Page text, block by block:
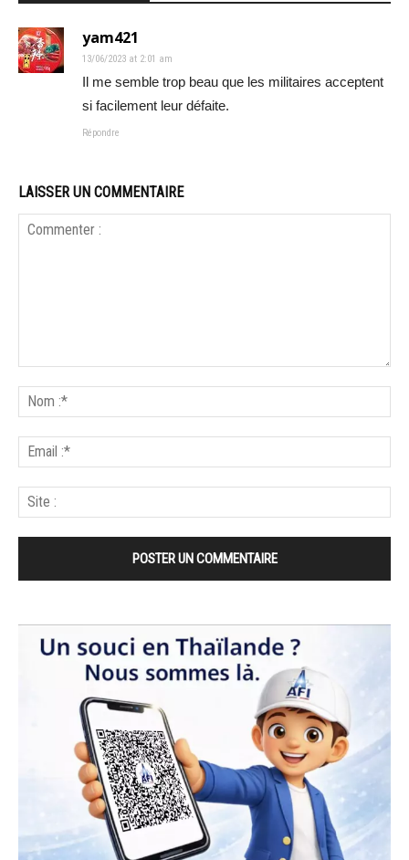
yam421
13/06/2023 at 2:01 am
Il me semble trop beau que les militaires acceptent
si facilement leur défaite.
Répondre
LAISSER UN COMMENTAIRE